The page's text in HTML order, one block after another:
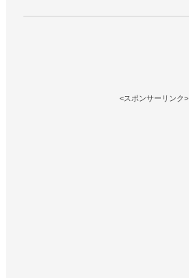
<スポンサーリンク>